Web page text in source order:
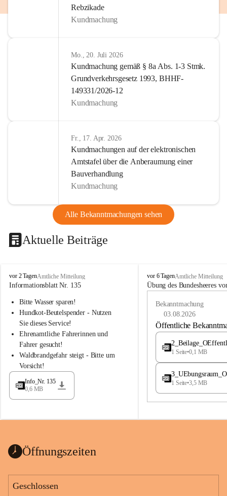
Rebzikade
Kundmachung
Mo., 20. Juli 2026
Kundmachung gemäß § 8a Abs. 1-3 Stmk.
Grundverkehrsgesetz 1993, BHHF-
149331/2026-12
Kundmachung
Fr., 17. Apr. 2026
Kundmachungen auf der elektronischen
Amtstafel über die Anberaumung einer
Bauverhandlung
Kundmachung
Alle Bekanntmachungen sehen
Aktuelle Beiträge
B
u
h
a
d
l
a
vor 2 TagenAmtliche Mitteilung
Informationsblatt Nr. 135
Bitte Wasser sparen!
Hundkot-Beutelspender - Nutzen
Sie dieses Service!
Ehrenamtliche Fahrerinnen und
Fahrer gesucht!
Waldbrandgefahr steigt - Bitte um
Vorsicht!
Info_Nr. 135
0,6 MB
B
u
e
a
vor 6 TagenAmtliche Mitteilung
Übung des Bundesheeres
Bekanntmachung
03.08.2026
Öffentliche
1 Seite•0,1 MB
1 Seite•3,5 MB
Öffnungszeiten
Geschlossen